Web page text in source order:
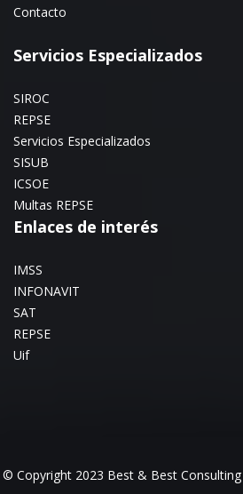
Contacto
Servicios Especializados
SIROC
REPSE
Servicios Especializados
SISUB
ICSOE
Multas REPSE
Enlaces de interés
IMSS
INFONAVIT
SAT
REPSE
Uif
© Copyright 2023 Best & Best Consulting